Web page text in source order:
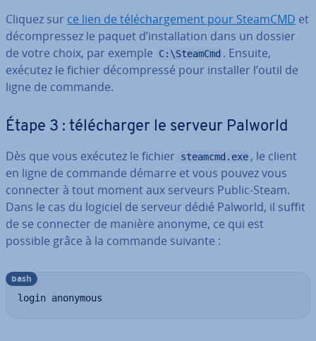
Cliquez sur ce lien de té­lé­char­ge­ment pour SteamCMD et
dé­com­pres­sez le paquet d’ins­tal­la­tion dans un dossier
de votre choix, par exemple
C:\SteamCmd . Ensuite,
exécutez le fichier dé­com­pressé pour installer l’outil de
ligne de commande.
Étape 3 : té­lé­char­ger le serveur Palworld
Dès que vous exécutez le fichier steamcmd.exe , le client
en ligne de commande démarre et vous pouvez vous
connecter à tout moment aux serveurs Public-Steam.
Dans le cas du logiciel de serveur dédié Palworld, il suffit
de se connecter de manière anonyme, ce qui est
possible grâce à la commande suivante :
login anonymous
bash